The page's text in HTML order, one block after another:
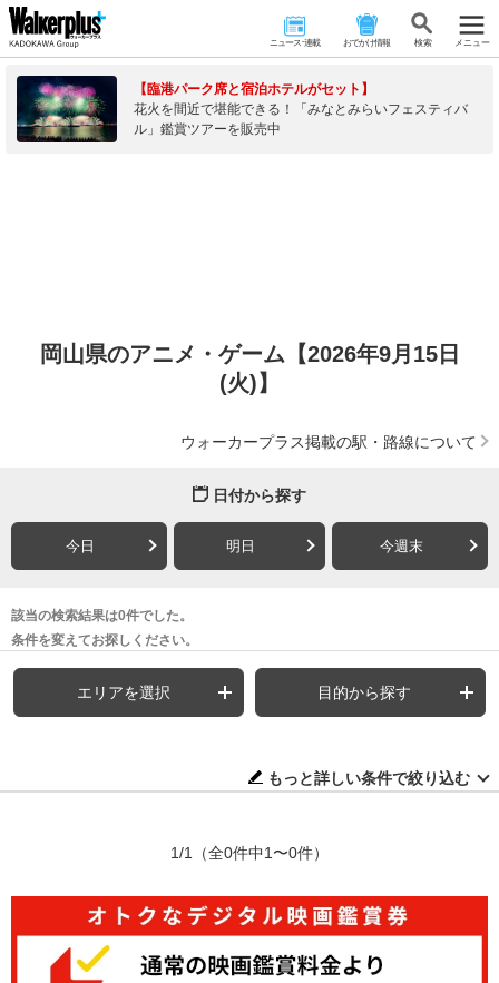
ニュース･連載 おでかけ情報 検 索 メニュー
【臨港パーク席と宿泊ホテルがセット】
花火を間近で堪能できる！「みなとみらいフェスティバ
ル」鑑賞ツアーを販売中
岡山県のアニメ・ゲーム【2026年9月15日
(火)】
ウォーカープラス掲載の駅・路線について
日付から探す
今日 明日 今週末
該当の検索結果は0件でした。
条件を変えてお探しください。
エリアを選択 目的から探す
もっと詳しい条件で絞り込む
1/1 （全0件中1〜0件）